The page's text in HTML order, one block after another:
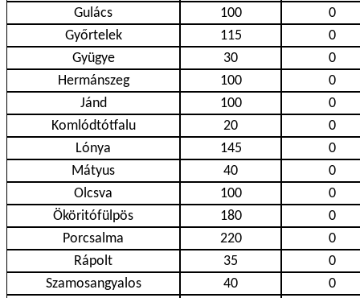
Gulács
100
0
Győrtelek
115
0
Gyügye
30
0
Hermánszeg
100
0
Jánd
100
0
Komlódtótfalu
20
0
Lónya
145
0
Mátyus
40
0
Olcsva
100
0
Ököritófülpös
180
0
Porcsalma
220
0
Rápolt
35
0
Szamosangyalos
40
0